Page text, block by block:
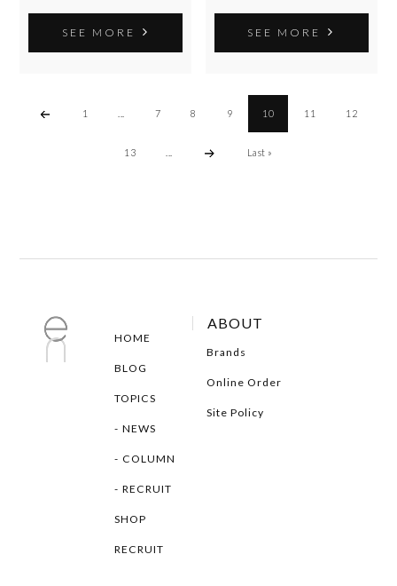
SEE MORE SEE MORE
1 7 8 9 10 11 12
13 Last »
HOME
BLOG
TOPICS
NEWS
COLUMN
RECRUIT
SHOP
RECRUIT
ABOUT
Brands
Online Order
Site Policy